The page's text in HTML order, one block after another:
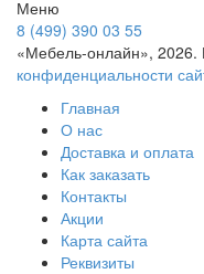
Меню
8 (499) 390 03 55
«Мебель-онлайн»,
конфиденциальности
Главная
О нас
Доставка и оплата
Как заказать
Контакты
Акции
Карта сайта
Реквизиты